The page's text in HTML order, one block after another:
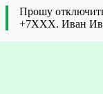
Прошу
+7XXX. Иван